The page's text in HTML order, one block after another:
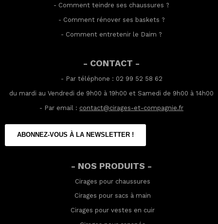
- Comment teindre ses chaussures ?
- Comment rénover ses baskets ?
- Comment entretenir le Daim ?
- CONTACT -
- Par téléphone : 02 99 52 58 62
du mardi au Vendredi de 9h00 à 19h00 et Samedi de 9h00 à 14h00
- Par email : contact@cirages-et-compagnie.fr
ABONNEZ-VOUS À LA NEWSLETTER !
- NOS PRODUITS -
Cirages pour chaussures
Cirages pour sacs à main
Cirages pour vestes en cuir